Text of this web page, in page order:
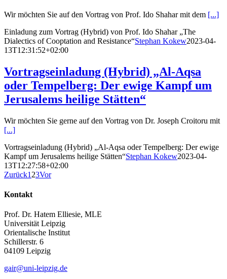
Wir möchten Sie auf den Vortrag von Prof. Ido Shahar mit dem [...]
Einladung zum Vortrag (Hybrid) von Prof. Ido Shahar „The
Dialectics of Cooptation and Resistance“Stephan Kokew2023-04-
13T12:31:52+02:00
Vortragseinladung (Hybrid) „Al-Aqsa
oder Tempelberg: Der ewige Kampf um
Jerusalems heilige Stätten“
Wir möchten Sie gerne auf den Vortrag von Dr. Joseph Croitoru mit
[...]
Vortragseinladung (Hybrid) „Al-Aqsa oder Tempelberg: Der ewige
Kampf um Jerusalems heilige Stätten“Stephan Kokew2023-04-
13T12:27:58+02:00
Zurück1 23Vor
Kontakt
Prof. Dr. Hatem Elliesie, MLE
Universität Leipzig
Orientalische Institut
Schillerstr. 6
04109 Leipzig
gair@uni-leipzig.de